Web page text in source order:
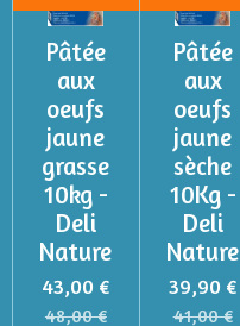
Pâtée
aux
oeufs
jaune
grasse
10kg -
Deli
Nature
43,00 €
48,00 €
Pâtée
aux
oeufs
jaune
sèche
10Kg -
Deli
Nature
39,90 €
41,00 €